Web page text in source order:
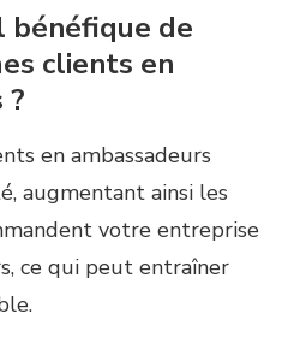
bénéfique de
clients en
?
en ambassadeurs
augmentant ainsi les
votre entreprise
ce qui peut entraîner